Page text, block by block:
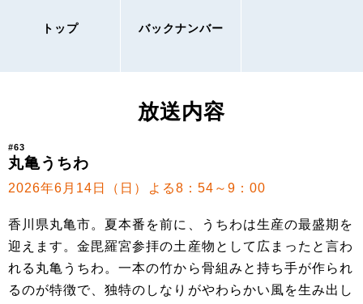
トップ バックナンバー
放送内容
#63
丸亀うちわ
2026年6月14日（日）よる8：54～9：00
香川県丸亀市。夏本番を前に、うちわは生産の最盛期を
迎えます。金毘羅宮参拝の土産物として広まったと言わ
れる丸亀うちわ。一本の竹から骨組みと持ち手が作られ
るのが特徴で、独特のしなりがやわらかい風を生み出し